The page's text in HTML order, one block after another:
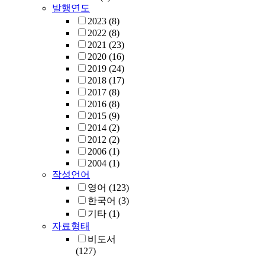
발행연도
2023 (8)
2022 (8)
2021 (23)
2020 (16)
2019 (24)
2018 (17)
2017 (8)
2016 (8)
2015 (9)
2014 (2)
2012 (2)
2006 (1)
2004 (1)
작성언어
영어 (123)
한국어 (3)
기타 (1)
자료형태
비도서
(127)